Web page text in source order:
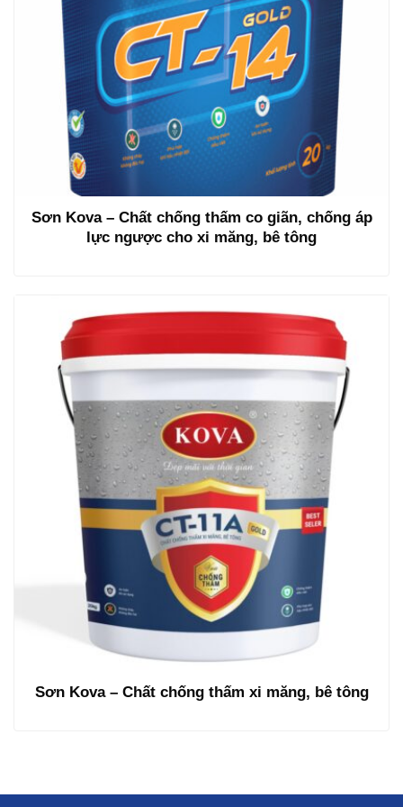
Sơn Kova – Chất chống thấm co giãn, chống áp
lực ngược cho xi măng, bê tông
Sơn Kova – Chất chống thấm xi măng, bê tông